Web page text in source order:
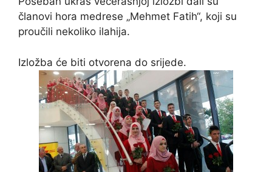
članovi hora medrese „Mehmet Fatih“, koji su
proučili nekoliko ilahija.
Izložba će biti otvorena do srijede.